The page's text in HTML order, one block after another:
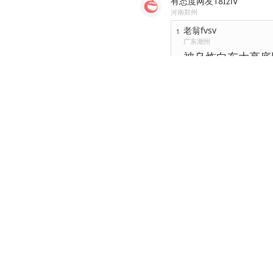
河南郑州
1 老翁fvsv
广东潮州
被乌炸向东大亮